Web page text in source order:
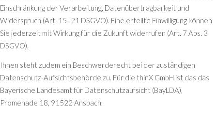
Einschränkung der Verarbeitung, Datenübertragbarkeit und
Widerspruch (Art. 15–21 DSGVO). Eine erteilte Einwilligung können
Sie jederzeit mit Wirkung für die Zukunft widerrufen (Art. 7 Abs. 3
DSGVO).
Ihnen steht zudem ein Beschwerderecht bei der zuständigen
Datenschutz-Aufsichtsbehörde zu. Für die thinX GmbH ist das das
Bayerische Landesamt für Datenschutzaufsicht (BayLDA),
Promenade 18, 91522 Ansbach.